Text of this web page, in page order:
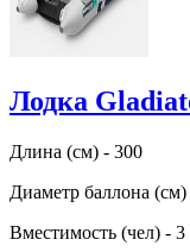
Лодка
Длина (см) - 300
Диаметр баллона (см)
Вместимость (чел) - 3